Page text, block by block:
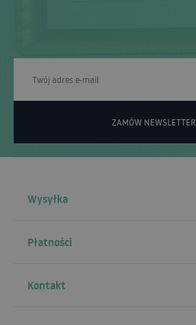
ZAMÓW NEWSLETTER
Wysyłka
Płatności
Kontakt